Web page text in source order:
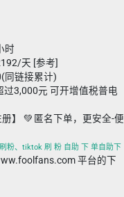
时
天 [参考]
同链接累计)
过3,000元 可开增值税普电
】 💚 匿名下单，更安全-便
粉、tiktok 刷 粉 自助 下 单自助下
平台的下